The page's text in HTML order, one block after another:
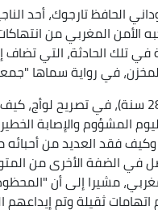
الحافظ تارجوك، أحد
الأمن المغربي من
في تلك الحادثة، التي تضاف
في رواية سماها
تارجوك (28 سنة)، في تصريح
المشؤوم والإصابة
فقد العديد من أحبائه
في الضفة الأخرى من
مشيرا إلى أن
ثقيلة وتم إيداعهم